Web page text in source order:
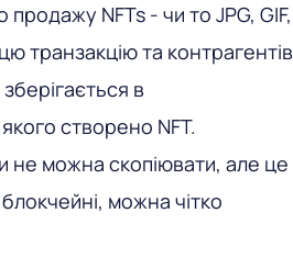
NFTs - чи то JPG, GIF,
транзакцію та контрагентів
в
створено NFT.
не можна скопіювати, але це
можна чітко